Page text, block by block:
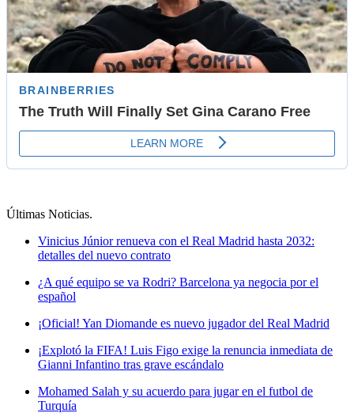
Últimas Noticias.
Vinicius Júnior renueva con el Real Madrid hasta 2032:
detalles del nuevo contrato
¿A qué equipo se va Rodri? Barcelona ya negocia por el
español
¡Oficial! Yan Diomande es nuevo jugador del Real Madrid
¡Explotó la FIFA! Luis Figo exige la renuncia inmediata de
Gianni Infantino tras grave escándalo
Mohamed Salah y su acuerdo para jugar en el futbol de
Turquía